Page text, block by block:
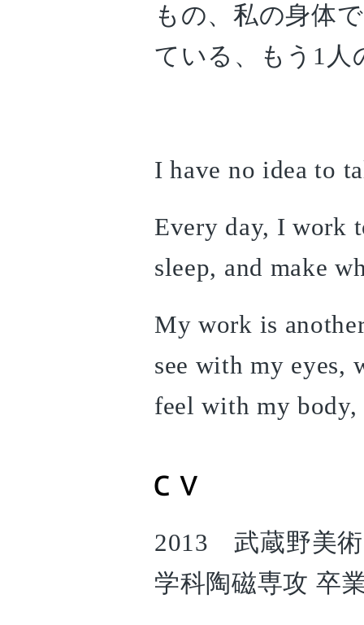
もの、私の身体
ている、もう1人
I have no idea to
Every day, I work
sleep, and make
My work is
see with my eyes,
feel with my body,
2013 武蔵野美
学科陶磁専攻 卒